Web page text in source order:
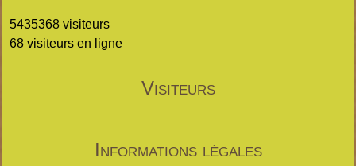
5435368 visiteurs
68 visiteurs en ligne
Visiteurs
Informations légales